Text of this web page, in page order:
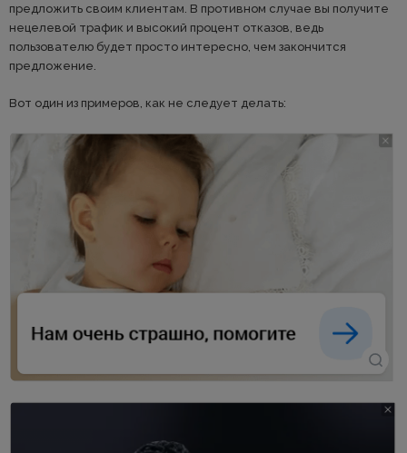
предложить своим клиентам. В противном случае вы получите
нецелевой трафик и высокий процент отказов, ведь
пользователю будет просто интересно, чем закончится
предложение.
Вот один из примеров, как не следует делать: